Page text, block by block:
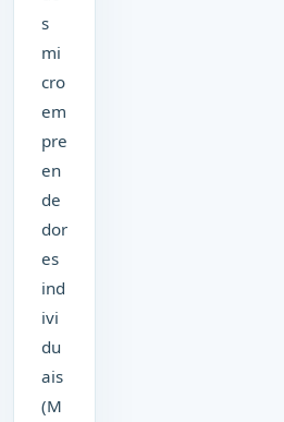
s
mi
cro
em
pre
en
de
dor
es
ind
ivi
du
ais
(M